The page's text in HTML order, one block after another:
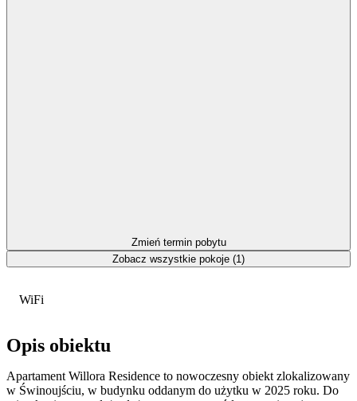
WiFi
Opis obiektu
Apartament Willora Residence to nowoczesny obiekt zlokalizowany
w Świnoujściu, w budynku oddanym do użytku w 2025 roku. Do
Zmień termin pobytu
Zobacz wszystkie pokoje (1)